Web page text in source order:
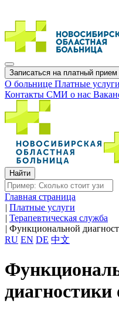
Записаться на платный прием
О больнице Платные услуги
Контакты СМИ о нас
Главная страница
| Платные услуги
| Терапевтическая служба
| Функциональной
RU EN DE 中文
диагностики